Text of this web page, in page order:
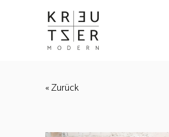
« Zurück